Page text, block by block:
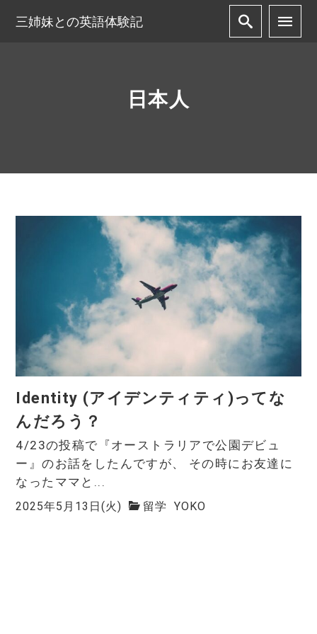
三姉妹との英語体験記
日本人
Identity (アイデンティティ)ってな
んだろう？
4/23の投稿で『オーストラリアで公園デビュ
ー』のお話をしたんですが、 その時にお友達に
なったママと...
2025年5月13日(火) 留学 YOKO